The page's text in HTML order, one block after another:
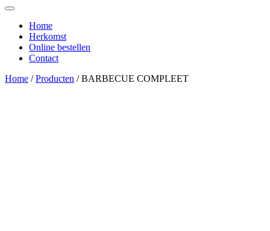
Home
Herkomst
Online bestellen
Contact
Home /Producten / BARBECUE COMPLEET